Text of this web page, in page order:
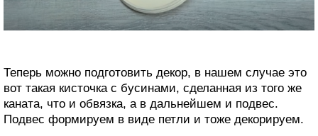
Теперь можно подготовить декор, в нашем случае это
вот такая кисточка с бусинами, сделанная из того же
каната, что и обвязка, а в дальнейшем и подвес.
Подвес формируем в виде петли и тоже декорируем.